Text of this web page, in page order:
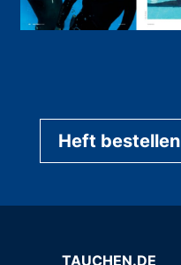
Heft bestellen
TAUCHEN.DE